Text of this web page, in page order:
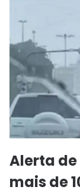
Alerta
mais de